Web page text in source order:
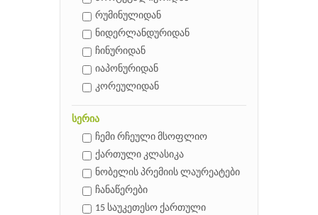
რუმინულიდან
ნიდერლანდურიდან
ჩინურიდან
იაპონურიდან
კორეულიდან
სერია
ჩემი რჩეული მსოფლიო
ქართული კლასიკა
ნობელის პრემიის ლაურეატები
ჩანაწერები
15 საუკეთესო ქართული